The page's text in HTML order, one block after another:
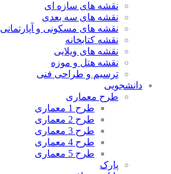
نقشه های سازه ای
نقشه های سه بعدی
نقشه های مسکونی و آپارتمانی
نقشه کتابخانه
نقشه های ویلایی
نقشه هتل و موزه
ترسیم و طراحی فنی
دانشجویی
طرح معماری
طرح 1 معماری
طرح 2 معماری
طرح 3 معماری
طرح 4 معماری
طرح 5 معماری
پارک